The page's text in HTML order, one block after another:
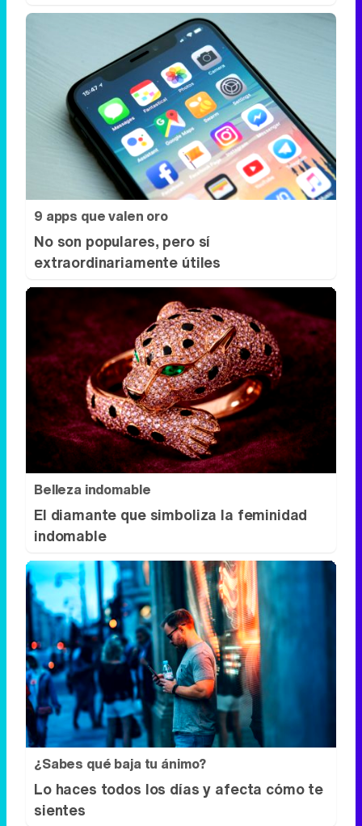
9 apps que valen oro
No son populares, pero sí
extraordinariamente útiles
Belleza indomable
El diamante que simboliza la feminidad
indomable
¿Sabes qué baja tu ánimo?
Lo haces todos los días y afecta cómo te
sientes